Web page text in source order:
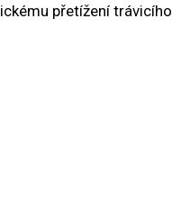
přetížení trávicího